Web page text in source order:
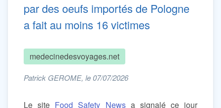
par des oeufs importés de Pologne
a fait au moins 16 victimes
medecinedesvoyages.net
Patrick GEROME, le 07/07/2026
Le site Food Safety Newsa signalé ce jour